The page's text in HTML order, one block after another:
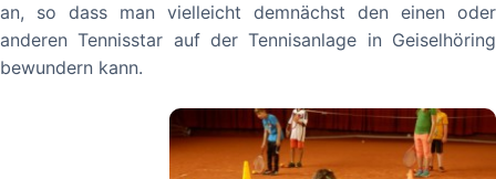
an, so dass man vielleicht demnächst den einen oder
anderen Tennisstar auf der Tennisanlage in Geiselhöring
bewundern kann.